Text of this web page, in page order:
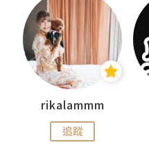
rikalammm
追蹤